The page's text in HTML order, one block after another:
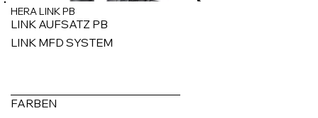
HERA LINK PB
LINK AUFSATZ PB
LINK MFD SYSTEM
FARBEN